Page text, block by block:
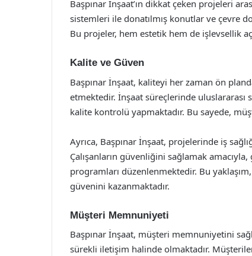
Başpınar İnşaat’ın dikkat çeken projeleri
sistemleri ile donatılmış konutlar ve çevre
Bu projeler, hem estetik hem de işlevsellik
Kalite ve Güven
Başpınar İnşaat, kaliteyi her zaman ön
etmektedir. İnşaat süreçlerinde
kalite kontrolü yapmaktadır. Bu sayede,
Ayrıca, Başpınar İnşaat, projelerinde iş
Çalışanların güvenliğini sağlamak
programları düzenlenmektedir. Bu
güvenini kazanmaktadır.
Müşteri Memnuniyeti
Başpınar İnşaat, müşteri memnuniyetini
sürekli iletişim halinde olmaktadır.